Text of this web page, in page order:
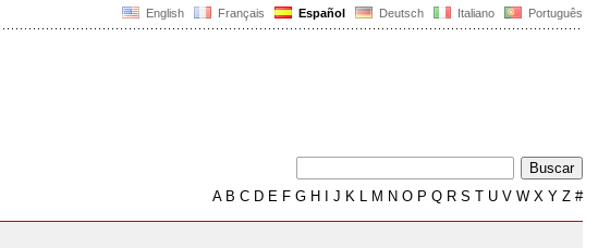
English Français Español Deutsch Italiano Português
AB C D E F G H J K L M N O P Q R S T U V W X Y Z #